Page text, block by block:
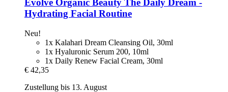
Evolve Organic Beauty The Daily Dream -​
Hydrating Facial Routine
Neu!
1x Kalahari Dream Cleansing Oil, 30ml
1x Hyaluronic Serum 200, 10ml
1x Daily Renew Facial Cream, 30ml
€ 42,35
Zustellung bis 13. August